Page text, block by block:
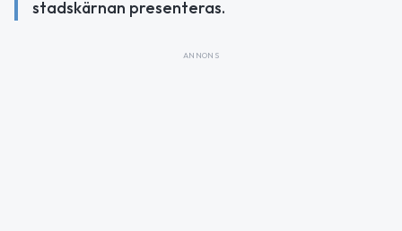
stadskärnan presenteras.
ANNONS